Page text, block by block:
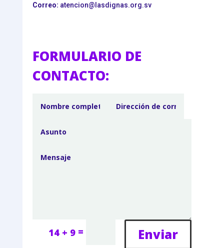
Correo: atencion@lasdignas.org.sv
FORMULARIO DE
CONTACTO:
14 + 9 = Enviar